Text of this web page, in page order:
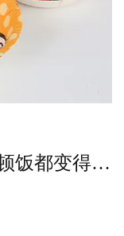
用可爱的一次性盘子让每顿饭都变得特别